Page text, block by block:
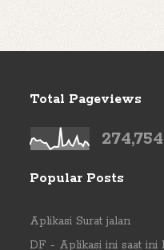
Total Pageviews
274,754
Popular Posts
Aplikasi Surat jalan
DF - Aplikasi ini saat ini